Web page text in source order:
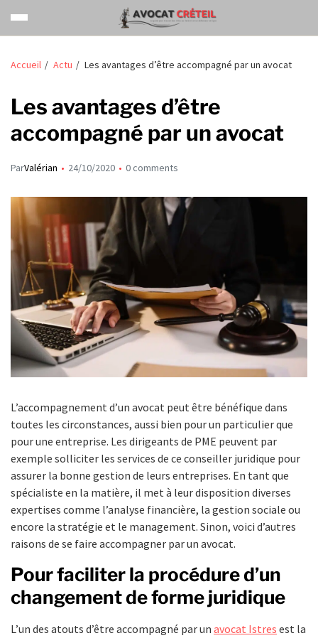
Accueil Actu Les avantages d’être accompagné par un avocat
Les avantages d’être
accompagné par un avocat
ParValérian 24/10/2020 0 comments
L’accompagnement d’un avocat peut être bénéfique dans
toutes les circonstances, aussi bien pour un particulier que
pour une entreprise. Les dirigeants de PME peuvent par
exemple solliciter les services de ce conseiller juridique pour
assurer la bonne gestion de leurs entreprises. En tant que
spécialiste en la matière, il met à leur disposition diverses
expertises comme l’analyse financière, la gestion sociale ou
encore la stratégie et le management. Sinon, voici d’autres
raisons de se faire accompagner par un avocat.
Pour faciliter la procédure d’un
changement de forme juridique
L’un des atouts d’être accompagné par un avocat Istres est la